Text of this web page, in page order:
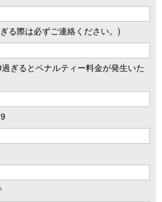
る際は必ずご連絡ください。)
ぎるとペナルティー料金が発生いた